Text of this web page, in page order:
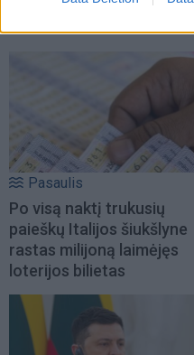
rėžėsi į Žemės palydovą
Pasaulis
Po visą naktį trukusių
paieškų Italijos šiukšlyne
rastas milijoną laimėjęs
loterijos bilietas